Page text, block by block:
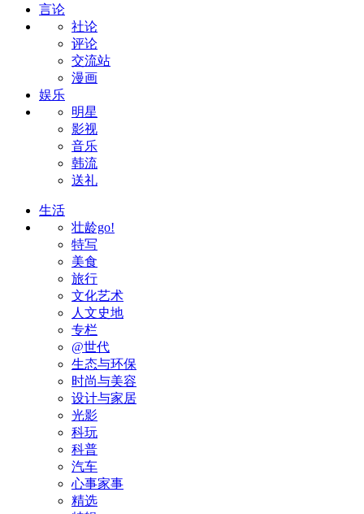
言论
社论
评论
交流站
漫画
娱乐
明星
影视
音乐
韩流
送礼
生活
壮龄go!
特写
美食
旅行
文化艺术
人文史地
专栏
@世代
生态与环保
时尚与美容
设计与家居
光影
科玩
科普
汽车
心事家事
精选